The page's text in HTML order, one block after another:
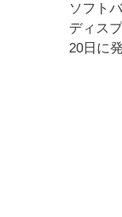
ソフト
ディス
20日に